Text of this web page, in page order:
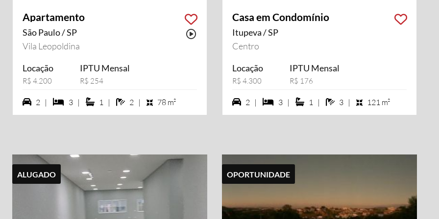
Possui vídeo
Apartamento
São Paulo / SP
Vila Leopoldina
Locação
R$ 4.200
IPTU Mensal
R$ 254
2 vagas na garagem
2 | 3 dormiórios
3 | 1 suítes
1 | 2 banheiros
2 | 78 m²
Casa em Condomínio
Itupeva / SP
Centro
Locação
R$ 4.300
IPTU Mensal
R$ 176
2 vagas na garagem
2 | 3 dormiórios
3 | 1 suítes
1 | 3 banheiros
3 | 121 m²
ALUGADO OPORTUNIDADE